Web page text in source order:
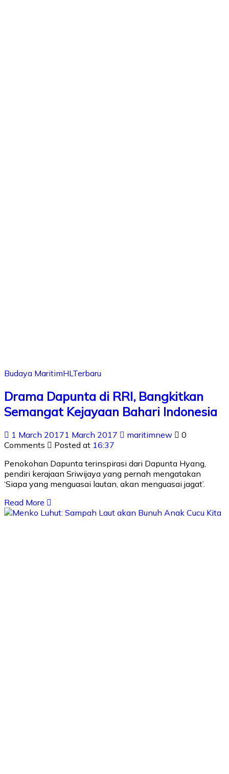
Budaya MaritimHLTerbaru
Drama Dapunta di RRI, Bangkitkan
Semangat Kejayaan Bahari Indonesia
1 March 20171 March 2017 maritimnew
0
Comments
Posted at 16:37
Penokohan Dapunta terinspirasi dari Dapunta Hyang,
pendiri kerajaan Sriwijaya yang pernah mengatakan
‘Siapa yang menguasai lautan, akan menguasai jagat’.
Read More